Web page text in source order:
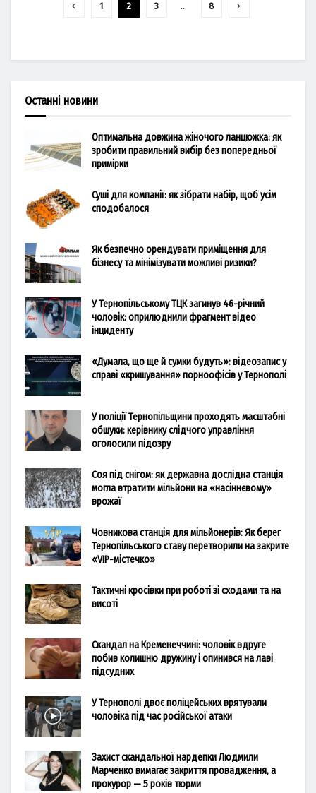
1 2 3 … 8
Останні новини
Оптимальна довжина жіночого ланцюжка: як
зробити правильний вибір без попередньої
примірки
Суші для компанії: як зібрати набір, щоб усім
сподобалося
Як безпечно орендувати приміщення для
бізнесу та мінімізувати можливі ризики?
У Тернопільському ТЦК загинув 46-річний
чоловік: оприлюднили фрагмент відео
інциденту
«Думала, що ще й сумки будуть»: відеозапис у
справі «кришування» порноофісів у Тернополі
У поліції Тернопільщини проходять масштабні
обшуки: керівнику слідчого управління
оголосили підозру
Соя під снігом: як державна дослідна станція
могла втратити мільйони на «насіннєвому»
врожаї
Човникова станція для мільйонерів: Як берег
Тернопільського ставу перетворили на закрите
«VIP-містечко»
Тактичні кросівки при роботі зі сходами та на
висоті
Скандал на Кременеччині: чоловік вдруге
побив колишню дружину і опинився на лаві
підсудних
У Тернополі двоє поліцейських врятували
чоловіка під час російської атаки
Захист скандальної нардепки Людмили
Марченко вимагає закриття провадження, а
прокурор — 5 років тюрми